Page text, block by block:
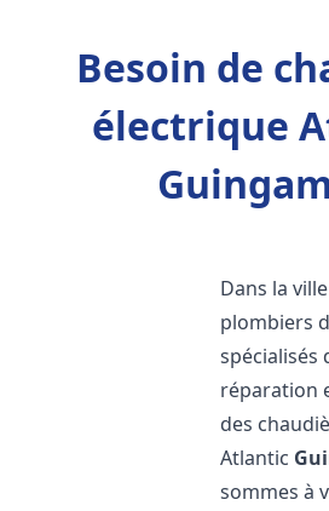
Besoin de
électrique
Dans la
plombiers
spécialisés
réparation
des
Atlantic
sommes à